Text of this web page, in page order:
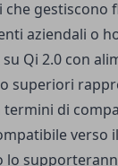
che gestiscono
aziendali o
Qi 2.0 con
superiori
termini di
verso
lo